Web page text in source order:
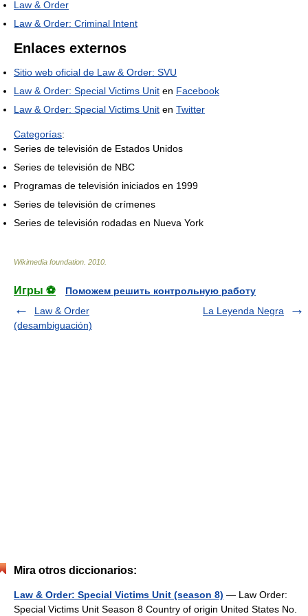
Law & Order
Law & Order: Criminal Intent
Enlaces externos
Sitio web oficial de Law & Order: SVU
Law & Order: Special Victims Unit en Facebook
Law & Order: Special Victims Unit en Twitter
Categorías:
Series de televisión de Estados Unidos
Series de televisión de NBC
Programas de televisión iniciados en 1999
Series de televisión de crímenes
Series de televisión rodadas en Nueva York
Wikimedia foundation. 2010.
Игры ⚽
Поможем решить контрольную работу
Law & Order
(desambiguación)
La Leyenda Negra
Mira otros diccionarios:
Law & Order: Special Victims Unit (season 8) — Law Order:
Special Victims Unit Season 8 Country of origin United States No.